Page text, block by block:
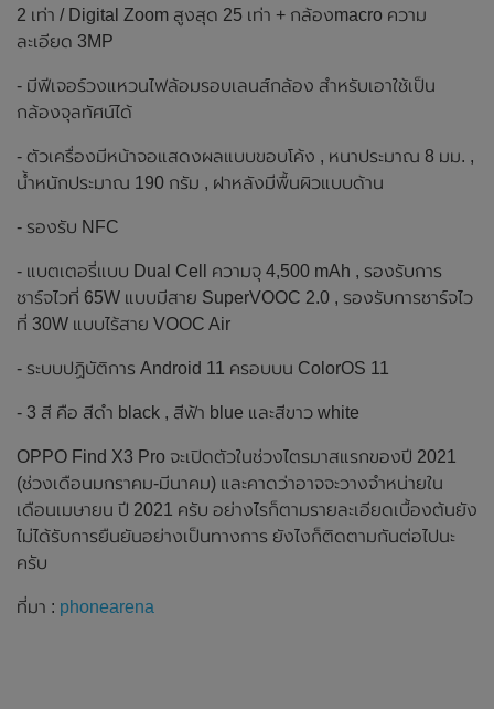
2 เท่า / Digital Zoom สูงสุด 25 เท่า + กล้องmacro ความ
ละเอียด 3MP
- มีฟีเจอร์วงแหวนไฟล้อมรอบเลนส์กล้อง สำหรับเอาใช้เป็น
กล้องจุลทัศน์ได้
- ตัวเครื่องมีหน้าจอแสดงผลแบบขอบโค้ง , หนาประมาณ 8 มม. ,
น้ำหนักประมาณ 190 กรัม , ฝาหลังมีพื้นผิวแบบด้าน
- รองรับ NFC
- แบตเตอรี่แบบ Dual Cell ความจุ 4,500 mAh , รองรับการ
ชาร์จไวที่ 65W แบบมีสาย SuperVOOC 2.0 , รองรับการชาร์จไว
ที่ 30W แบบไร้สาย VOOC Air
- ระบบปฏิบัติการ Android 11 ครอบบน ColorOS 11
- 3 สี คือ สีดำ black , สีฟ้า blue และสีขาว white
OPPO Find X3 Pro จะเปิดตัวในช่วงไตรมาสแรกของปี 2021
(ช่วงเดือนมกราคม-มีนาคม) และคาดว่าอาจจะวางจำหน่ายใน
เดือนเมษายน ปี 2021 ครับ อย่างไรก็ตามรายละเอียดเบื้องต้นยัง
ไม่ได้รับการยืนยันอย่างเป็นทางการ ยังไงก็ติดตามกันต่อไปนะ
ครับ
ที่มา : phonearena